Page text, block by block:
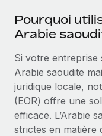
croissance mobile
Pourquoi
Arabie
Si votre entreprise
Arabie saoudite
juridique locale,
(EOR) offre une
efficace. L’Arabie
strictes en matière